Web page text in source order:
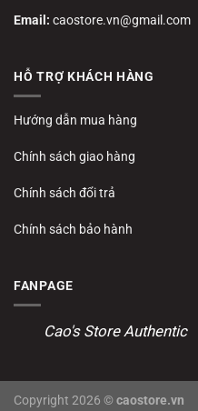
Email: caostore.vn@gmail.com
HỖ TRỢ KHÁCH HÀNG
Hướng dẫn mua hàng
Chính sách giao hàng
Chính sách đổi trả
Chính sách bảo hành
FANPAGE
Cao's Store Authentic
Copyright 2026 © caostore.vn